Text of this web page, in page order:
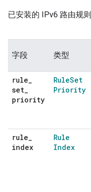
已安装的 IPv6 路由规则
字段 类型
rule
set
priority
RuleSet
Priority
rule
index
Rule
Index